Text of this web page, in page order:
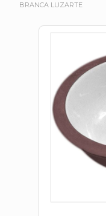
BRANCA LUZARTE